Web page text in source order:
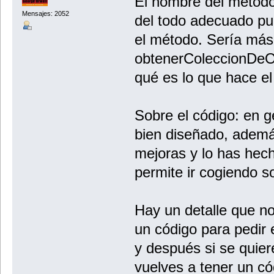
posicion =
int enteroPosicion =
System.out.println("ahora escribe
String nuevoNombre = "";
nuevoNombre =
System.out.println("\f\nse a
{
editar = "";
editar = escaner.nextLine();
}
System.out.println("si deseas
String eliminar = "";
eliminar = escaner.nextLine();
while(eliminar.equals("SI") ||
for(String nombre:
{
System.out.println(i + " - " +
}
String posicion = "";
posicion =
int enteroPosicion =
System.out.println("\f\nse a
Mensajes: 2052
del todo adecuado
el método. Sería
qué es lo que hace
Sobre el código: en
bien diseñado,
mejoras y lo has
permite ir cogiendo
Hay un detalle que
un código para pedir
y después si se
vuelves a tener un